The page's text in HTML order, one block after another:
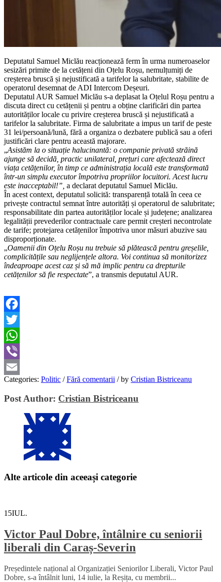
Deputatul Samuel Miclău reacționează ferm în urma numeroaselor
sesizări primite de la cetățeni din Oțelu Roșu, nemulțumiți de
creșterea bruscă și nejustificată a tarifelor la salubritate, stabilite de
operatorul desemnat de ADI Intercom Deșeuri.
Deputatul AUR Samuel Miclău s-a deplasat la Oțelul Roșu pentru a
discuta direct cu cetățenii și pentru a obține clarificări din partea
autorităților locale cu privire creșterea bruscă și nejustificată a
tarifelor la salubritate. Firma de salubritate a impus un tarif de peste
31 lei/persoană/lună, fără a organiza o dezbatere publică sau a oferi
justificări clare pentru această majorare.
„Asistăm la o situație halucinantă: o companie privată străină
ajunge să decidă, practic unilateral, prețuri care afectează direct
viața cetățenilor, în timp ce administrația locală este transformată
într-un simplu executor împotriva propriilor locuitori. Acest lucru
este inacceptabil!”, a declarat deputatul Samuel Miclău.
În acest context, deputatul solicită: transparență totală în ceea ce
privește contractul semnat între autorități și operatorul de salubritate;
responsabilitate din partea autorităților locale și județene; analizarea
legalității prevederilor contractuale care permit creșteri necontrolate
de tarife; protejarea cetățenilor împotriva unor măsuri abuzive sau
disproporționate.
„Oamenii din Oțelu Roșu nu trebuie să plătească pentru greșelile,
complicitățile sau neglijențele altora. Voi continua să monitorizez
îndeaproape acest caz și să mă implic pentru ca drepturile
cetățenilor să fie respectate”, a transmis deputatul AUR.
Facebook
Twitter
WhatsApp
Viber
Email
Categories: Politic / Fără comentarii /by Cristian Bistriceanu
Post Author: Cristian Bistriceanu
Alte articole din aceeași categorie
15IUL.
Victor Paul Dobre, întâlnire cu seniorii
liberali din Caraș-Severin
Președintele național al Organizației Seniorilor Liberali, Victor Paul
Dobre, s-a întâlnit luni, 14 iulie, la Reșița, cu membrii...